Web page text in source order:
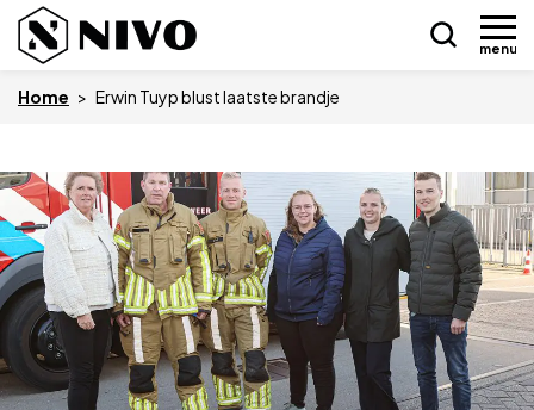
menu
Skip
to
content
Nieuws
Drukkerij NIVO
Zakelijk
Overledenen
Home > Erwin Tuyp blust laatste brandje